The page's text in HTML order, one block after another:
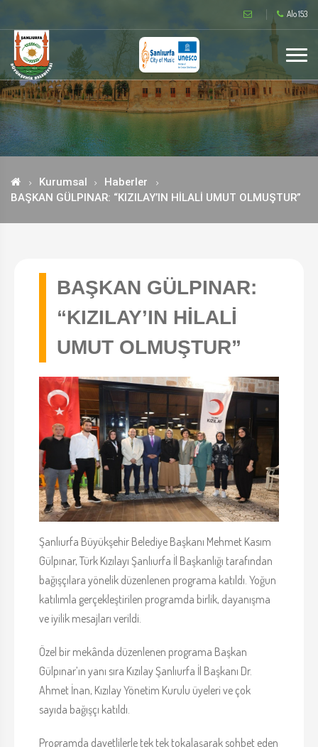
Alo 153
Kurumsal
Haberler
BAŞKAN GÜLPINAR: “KIZILAY’IN HİLALİ UMUT OLMUŞTUR”
BAŞKAN GÜLPINAR:
“KIZILAY’IN HİLALİ
UMUT OLMUŞTUR”
Şanlıurfa Büyükşehir Belediye Başkanı Mehmet Kasım
Gülpınar, Türk Kızılayı Şanlıurfa İl Başkanlığı tarafından
bağışçılara yönelik düzenlenen programa katıldı. Yoğun
katılımla gerçekleştirilen programda birlik, dayanışma
ve iyilik mesajları verildi.
Özel bir mekânda düzenlenen programa Başkan
Gülpınar’ın yanı sıra Kızılay Şanlıurfa İl Başkanı Dr.
Ahmet İnan, Kızılay Yönetim Kurulu üyeleri ve çok
sayıda bağışçı katıldı.
Programda davetlilerle tek tek tokalaşarak sohbet eden